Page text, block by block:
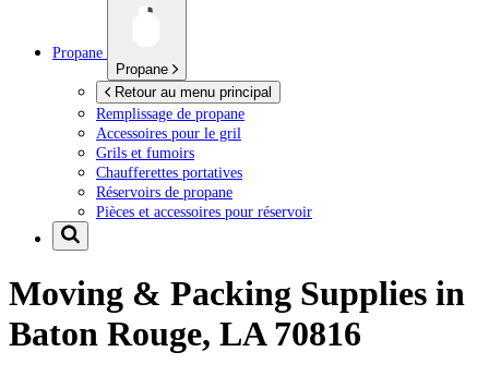
Propane
Propane
Retour au menu principal
Remplissage de propane
Accessoires pour le gril
Grils et fumoirs
Chaufferettes portatives
Réservoirs de propane
Pièces et accessoires pour réservoir
Moving & Packing Supplies in
Baton Rouge, LA 70816